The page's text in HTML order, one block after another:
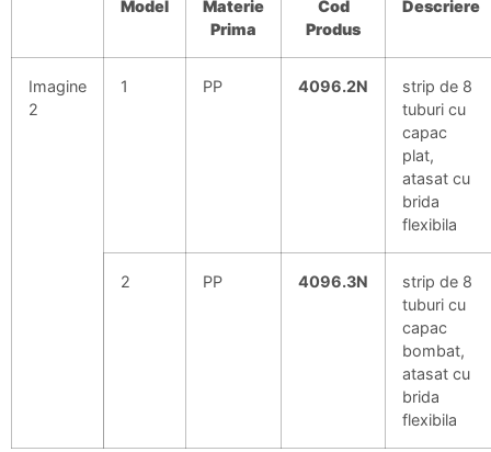
Model
Materie
Prima
Cod
Produs
Descriere
Imagine
2
1 PP 4096.2N
strip de 8
tuburi cu
capac
plat,
atasat cu
brida
flexibila
2 PP 4096.3N
strip de 8
tuburi cu
capac
bombat,
atasat cu
brida
flexibila